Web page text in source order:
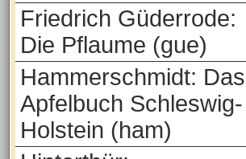
Friedrich Güderrode:
Die Pflaume (gue)
Hammerschmidt: Das
Apfelbuch Schleswig-
Holstein (ham)